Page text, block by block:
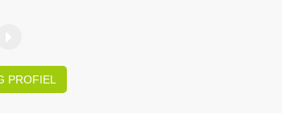
PROFIEL